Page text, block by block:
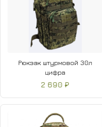
Рюкзак штурмовой 30л
цифра
2 690 ₽